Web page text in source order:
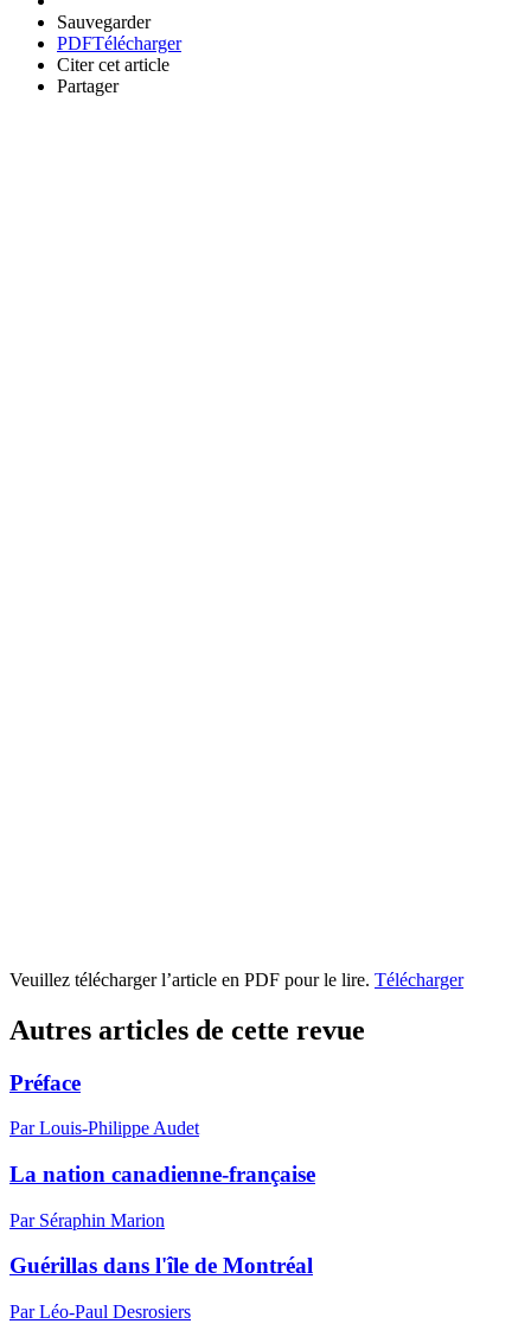
Sauvegarder
PDFTélécharger
Citer cet article
Partager
Veuillez télécharger l’article en PDF pour le lire. Télécharger
Autres articles de cette revue
Préface
Par Louis-Philippe Audet
La nation canadienne-française
Par Séraphin Marion
Guérillas dans l'île de Montréal
Par Léo-Paul Desrosiers